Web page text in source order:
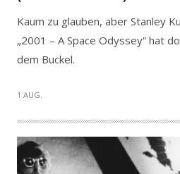
Kaum zu glauben, aber Stanley
„2001 – A Space Odyssey“ hat
dem Buckel.
1 AUG.